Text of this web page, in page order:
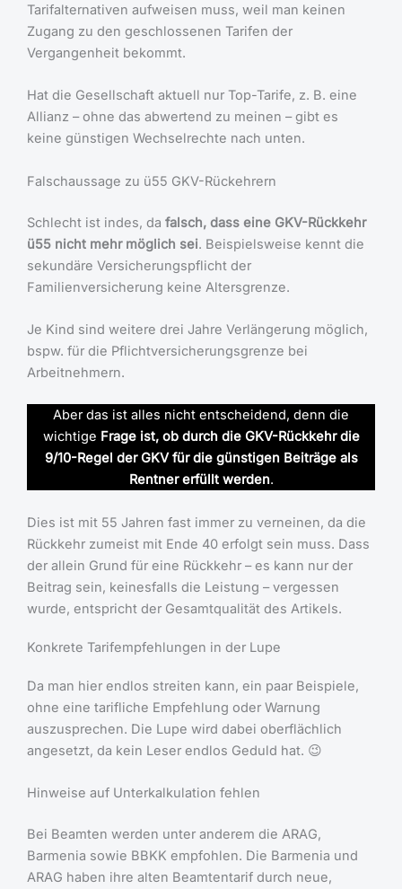
Tarifalternativen aufweisen muss, weil man keinen
Zugang zu den geschlossenen Tarifen der
Vergangenheit bekommt.
Hat die Gesellschaft aktuell nur Top-Tarife, z. B. eine
Allianz – ohne das abwertend zu meinen – gibt es
keine günstigen Wechselrechte nach unten.
Falschaussage zu ü55 GKV-Rückehrern
Schlecht ist indes, da falsch, dass eine GKV-Rückkehr
ü55 nicht mehr möglich sei. Beispielsweise kennt die
sekundäre Versicherungspflicht der
Familienversicherung keine Altersgrenze.
Je Kind sind weitere drei Jahre Verlängerung möglich,
bspw. für die Pflichtversicherungsgrenze bei
Arbeitnehmern.
Aber das ist alles nicht entscheidend, denn die
wichtige Frage ist, ob durch die GKV-Rückkehr die
9/10-Regel der GKV für die günstigen Beiträge als
Rentner erfüllt werden.
Dies ist mit 55 Jahren fast immer zu verneinen, da die
Rückkehr zumeist mit Ende 40 erfolgt sein muss. Dass
der allein Grund für eine Rückkehr – es kann nur der
Beitrag sein, keinesfalls die Leistung – vergessen
wurde, entspricht der Gesamtqualität des Artikels.
Konkrete Tarifempfehlungen in der Lupe
Da man hier endlos streiten kann, ein paar Beispiele,
ohne eine tarifliche Empfehlung oder Warnung
auszusprechen. Die Lupe wird dabei oberflächlich
angesetzt, da kein Leser endlos Geduld hat. 😉
Hinweise auf Unterkalkulation fehlen
Bei Beamten werden unter anderem die ARAG,
Barmenia sowie BBKK empfohlen. Die Barmenia und
ARAG haben ihre alten Beamtentarif durch neue,